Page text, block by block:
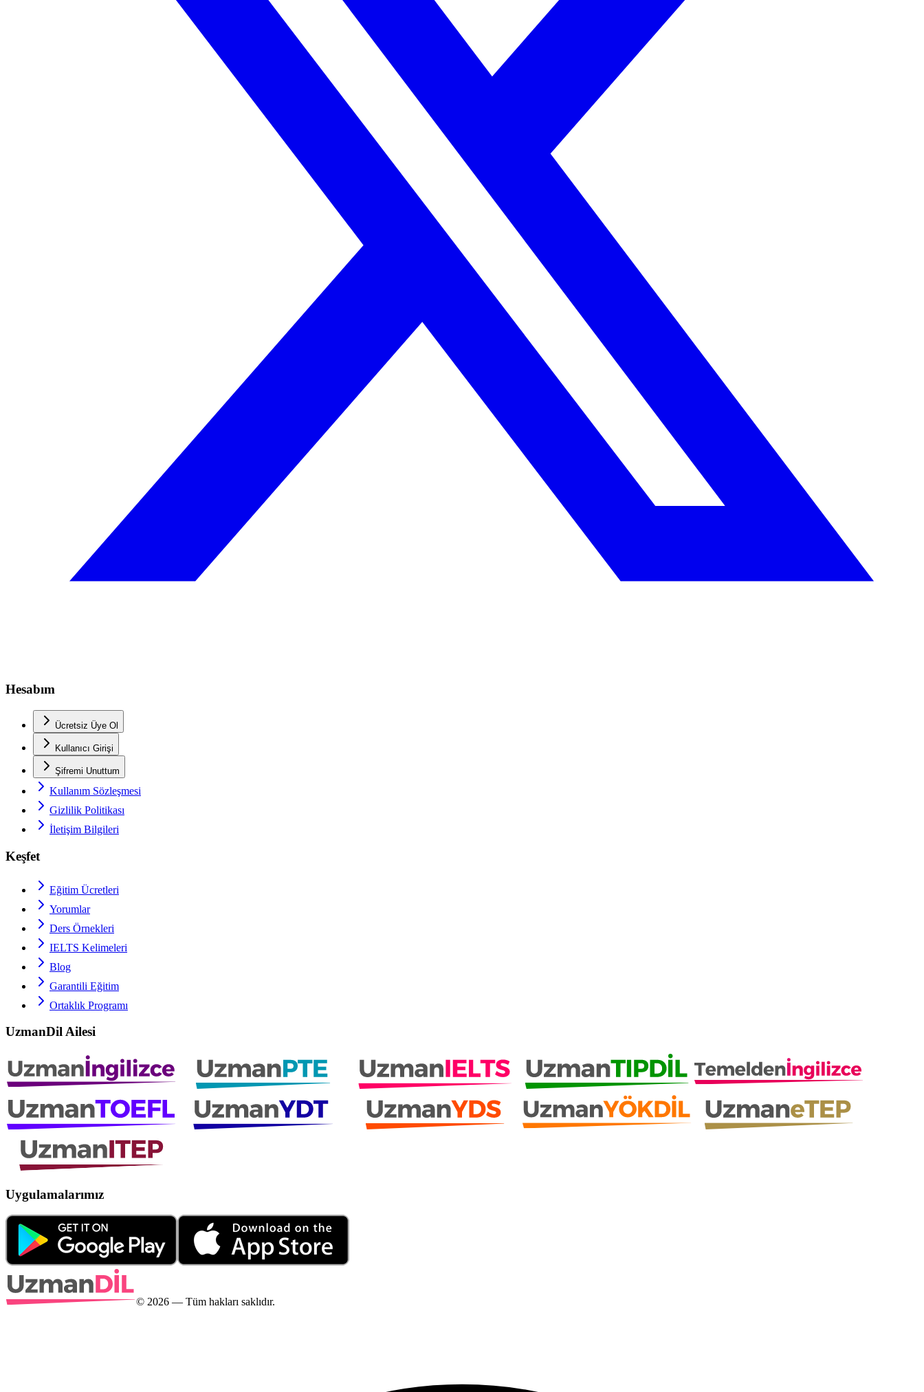
Hesabım
Ücretsiz Üye Ol
Kullanıcı Girişi
Şifremi Unuttum
Kullanım Sözleşmesi
Gizlilik Politikası
İletişim Bilgileri
Keşfet
Eğitim Ücretleri
Yorumlar
Ders Örnekleri
IELTS Kelimeleri
Blog
Garantili Eğitim
Ortaklık Programı
UzmanDil Ailesi
Uygulamalarımız
© 2026 — Tüm hakları saklıdır.